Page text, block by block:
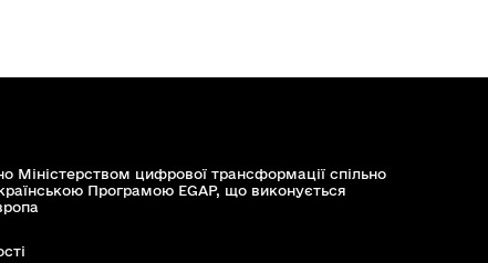
Міністерством цифрової трансформації спільно
Програмою EGAP, що виконується